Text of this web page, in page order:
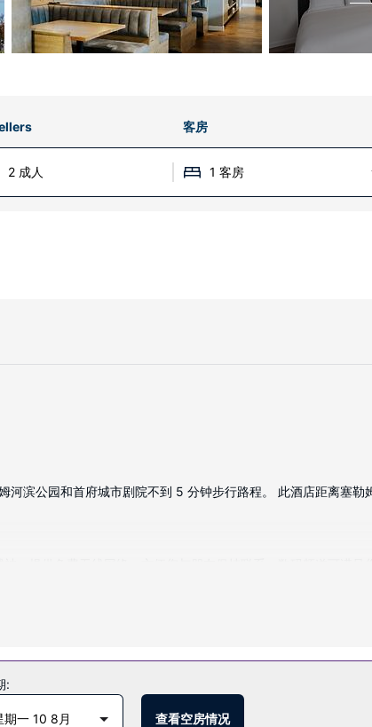
客房
2 成人 1 客房
滨公园和首府城市剧院不到 5 分钟步行路程。 此酒店距离塞勒
部分时段客房送餐服务。此外咖啡馆还供应美味点心。您可以到
:
期一 10 8月 查看空房情况